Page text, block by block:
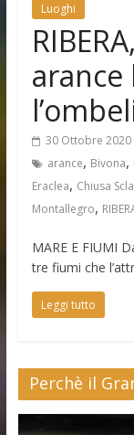
Luoghi
arance
30 Ottobre 2020
arance, Bivona,
Eraclea, Chiusa
Montallegro,
MARE E FIUMI
tre fiumi che
Leggi tutto
Perchè il